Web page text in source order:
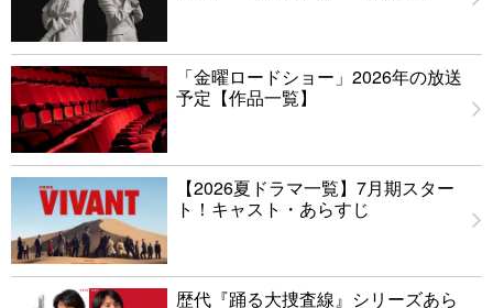
「金曜ロードショー」2026年の放送
予定【作品一覧】
【2026夏ドラマ一覧】7月期スター
ト！キャスト・あらすじ
歴代『踊る大捜査線』シリーズあら